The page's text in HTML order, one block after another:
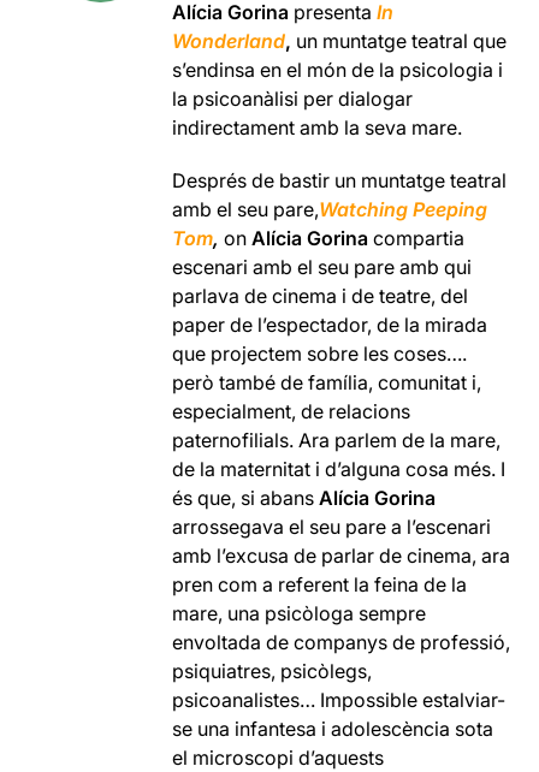
Alícia Gorina presenta In
Wonderland, un muntatge teatral que
s’endinsa en el món de la psicologia i
la psicoanàlisi per dialogar
indirectament amb la seva mare.
Després de bastir un muntatge teatral
amb el seu pare,Watching Peeping
Tom,onAlícia Gorinacompartia
escenari amb el seu pare amb qui
parlava de cinema i de teatre, del
paper de l’espectador, de la mirada
que projectem sobre les coses….
però també de família, comunitat i,
especialment, de relacions
paternofilials. Ara parlem de la mare,
de la maternitat i d’alguna cosa més. I
és que, si abansAlícia Gorina
arrossegava el seu pare a l’escenari
amb l’excusa de parlar de cinema, ara
pren com a referent la feina de la
mare, una psicòloga sempre
envoltada de companys de professió,
psiquiatres, psicòlegs,
psicoanalistes… Impossible estalviar-
se una infantesa i adolescència sota
el microscopi d’aquests